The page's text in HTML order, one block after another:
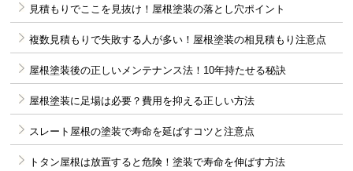
見積もりでここを見抜け！屋根塗装の落とし穴ポイント
複数見積もりで失敗する人が多い！屋根塗装の相見積もり注意点
屋根塗装後の正しいメンテナンス法！10年持たせる秘訣
屋根塗装に足場は必要？費用を抑える正しい方法
スレート屋根の塗装で寿命を延ばすコツと注意点
トタン屋根は放置すると危険！塗装で寿命を伸ばす方法